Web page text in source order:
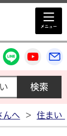
市公式
高萩市公式X
高萩市
高
んへ > 住まい